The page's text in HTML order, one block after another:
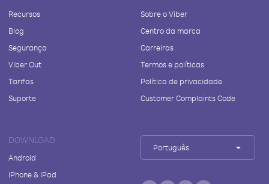
Recursos
Blog
Segurança
Viber Out
Tarifas
Suporte
Sobre o Viber
Centro da marca
Carreiras
Termos e políticas
Política de privacidade
Customer Complaints Code
DOWNLOAD
Android
iPhone & iPad
Português